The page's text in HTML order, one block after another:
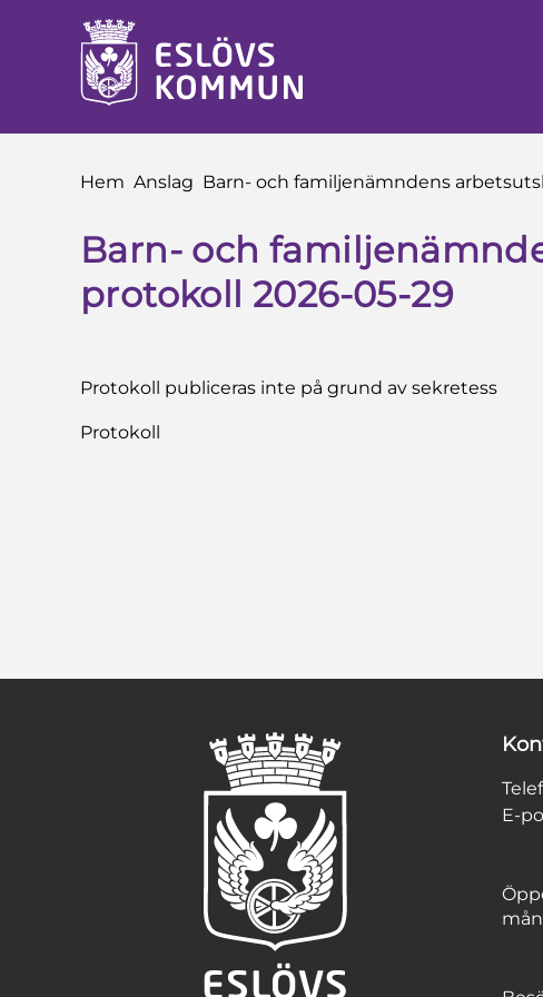
till innehåll
Du är här:
Hem Anslag Barn- och familjenämndens
Barn- och
protokoll 2026-05-29
Protokoll publiceras inte på grund av sekretess
Protokoll
E-